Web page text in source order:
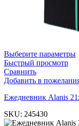
Выберите параметры
Быстрый просмотр
Сравнить
Добавить в
Ежедневник Alanis
SKU: 245430